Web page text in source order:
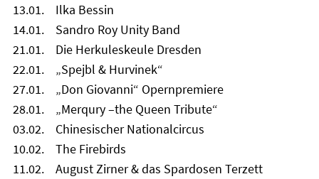
13.01. Ilka Bessin
14.01. Sandro Roy Unity Band
21.01. Die Herkuleskeule Dresden
22.01. „Spejbl & Hurvinek“
27.01. „Don Giovanni“ Opernpremiere
28.01. „Merqury –the Queen Tribute“
03.02. Chinesischer Nationalcircus
10.02. The Firebirds
11.02. August Zirner & das Spardosen Terzett